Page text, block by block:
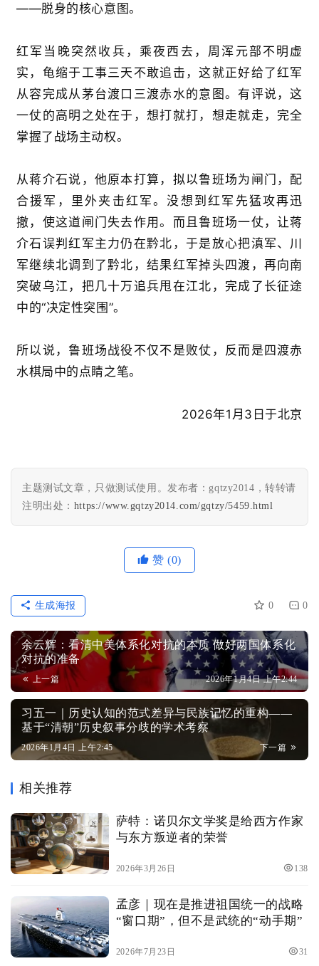
——脱身的核心意图。
红军当晚突然收兵，乘夜西去，周浑元部不明虚
实，龟缩于工事三天不敢追击，这就正好给了红军
从容完成从茅台渡口三渡赤水的意图。有评说，这
一仗的高明之处在于，想打就打，想走就走，完全
掌握了战场主动权。
从蒋介石说，他原本打算，拟以鲁班场为闸门，配
合援军，里外夹击红军。没想到红军先猛攻再迅
撤，使这道闸门失去作用。而且鲁班场一仗，让蒋
介石误判红军主力仍在黔北，于是放心把滇军、川
军继续北调到了黔北，结果红军掉头四渡，再向南
突破乌江，把几十万追兵甩在江北，完成了长征途
中的“决定性突围”。
所以说，鲁班场战役不仅不是败仗，反而是四渡赤
水棋局中的点睛之笔。
2026年1月3日于北京
主题测试文章，只做测试使用。发布者：gqtzy2014，转转请
注明出处： https://www.gqtzy2014.com/gqtzy/5459.html
赞 (0)
0 0
生成海报
余云辉：看清中美体系化对抗的本质 做好两国体系化
对抗的准备
上一篇 2026年1月4日 上午2:44
习五一｜历史认知的范式差异与民族记忆的重构——
基于“清朝”历史叙事分歧的学术考察
下一篇
2026年1月4日 上午2:45
相关推荐
萨特：诺贝尔文学奖是给西方作家
与东方叛逆者的荣誉
2026年3月26日 138
孟彦｜现在是推进祖国统一的战略
“窗口期”，但不是武统的“动手期”
2026年7月23日 31